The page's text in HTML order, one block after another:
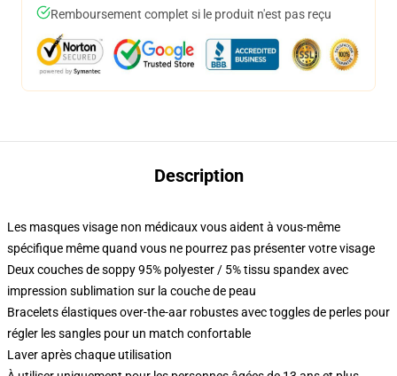
Remboursement complet si le produit n'est pas reçu
Description
Les masques visage non médicaux vous aident à vous-même
spécifique même quand vous ne pourrez pas présenter votre visage
Deux couches de soppy 95% polyester / 5% tissu spandex avec
impression sublimation sur la couche de peau
Bracelets élastiques over-the-aar robustes avec toggles de perles pour
régler les sangles pour un match confortable
Laver après chaque utilisation